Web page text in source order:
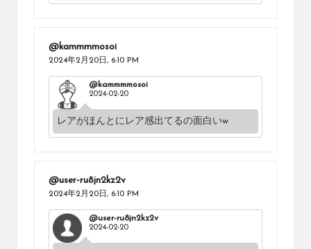
@kammmmosoi
2024年2月20日, 6:10 PM
@kammmmosoi
2024-02-20
レアがほんとにレア感出てるの面白いw
@user-ru8jn2kz2v
2024年2月20日, 6:10 PM
@user-ru8jn2kz2v
2024-02-20